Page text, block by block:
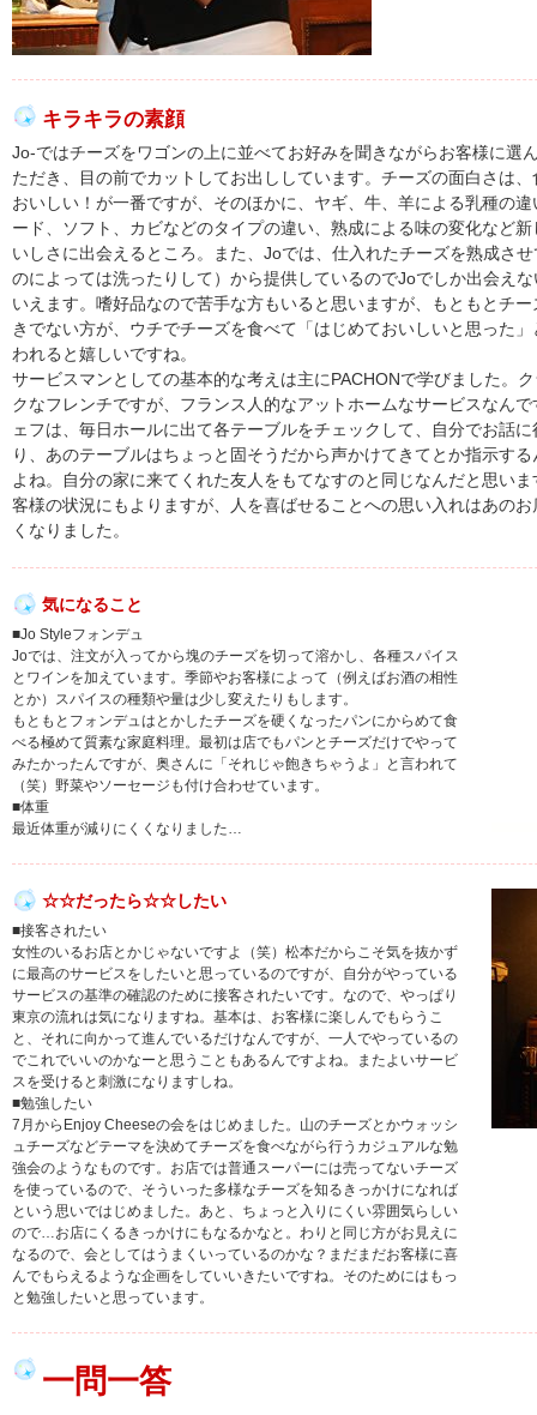
キラキラの素顔
Jo-ではチーズをワゴンの上に並べてお好みを聞きながらお客様に選
ただき、目の前でカットしてお出ししています。チーズの面白さは、
おいしい！が一番ですが、そのほかに、ヤギ、牛、羊による乳種の違
ード、ソフト、カビなどのタイプの違い、熟成による味の変化など新
いしさに出会えるところ。また、Joでは、仕入れたチーズを熟成さ
のによっては洗ったりして）から提供しているのでJoでしか出会え
いえます。嗜好品なので苦手な方もいると思いますが、もともとチー
きでない方が、ウチでチーズを食べて「はじめておいしいと思った」
われると嬉しいですね。
サービスマンとしての基本的な考えは主にPACHONで学びました。
クなフレンチですが、フランス人的なアットホームなサービスなんで
ェフは、毎日ホールに出て各テーブルをチェックして、自分でお話に
り、あのテーブルはちょっと固そうだから声かけてきてとか指示する
よね。自分の家に来てくれた友人をもてなすのと同じなんだと思いま
客様の状況にもよりますが、人を喜ばせることへの思い入れはあのお
くなりました。
気になること
■Jo Styleフォンデュ
Joでは、注文が入ってから塊のチーズを切って溶かし、各種スパイス
とワインを加えています。季節やお客様によって（例えばお酒の相性
とか）スパイスの種類や量は少し変えたりもします。
もともとフォンデュはとかしたチーズを硬くなったパンにからめて食
べる極めて質素な家庭料理。最初は店でもパンとチーズだけでやって
みたかったんですが、奥さんに「それじゃ飽きちゃうよ」と言われて
（笑）野菜やソーセージも付け合わせています。
■体重
最近体重が減りにくくなりました…
☆☆だったら☆☆したい
■接客されたい
女性のいるお店とかじゃないですよ（笑）松本だからこそ気を抜かず
に最高のサービスをしたいと思っているのですが、自分がやっている
サービスの基準の確認のために接客されたいです。なので、やっぱり
東京の流れは気になりますね。基本は、お客様に楽しんでもらうこ
と、それに向かって進んでいるだけなんですが、一人でやっているの
でこれでいいのかなーと思うこともあるんですよね。またよいサービ
スを受けると刺激になりますしね。
■勉強したい
7月からEnjoy Cheeseの会をはじめました。山のチーズとかウォッシ
ュチーズなどテーマを決めてチーズを食べながら行うカジュアルな勉
強会のようなものです。お店では普通スーパーには売ってないチーズ
を使っているので、そういった多様なチーズを知るきっかけになれば
という思いではじめました。あと、ちょっと入りにくい雰囲気らしい
ので…お店にくるきっかけにもなるかなと。わりと同じ方がお見えに
なるので、会としてはうまくいっているのかな？まだまだお客様に喜
んでもらえるような企画をしていいきたいですね。そのためにはもっ
と勉強したいと思っています。
一問一答